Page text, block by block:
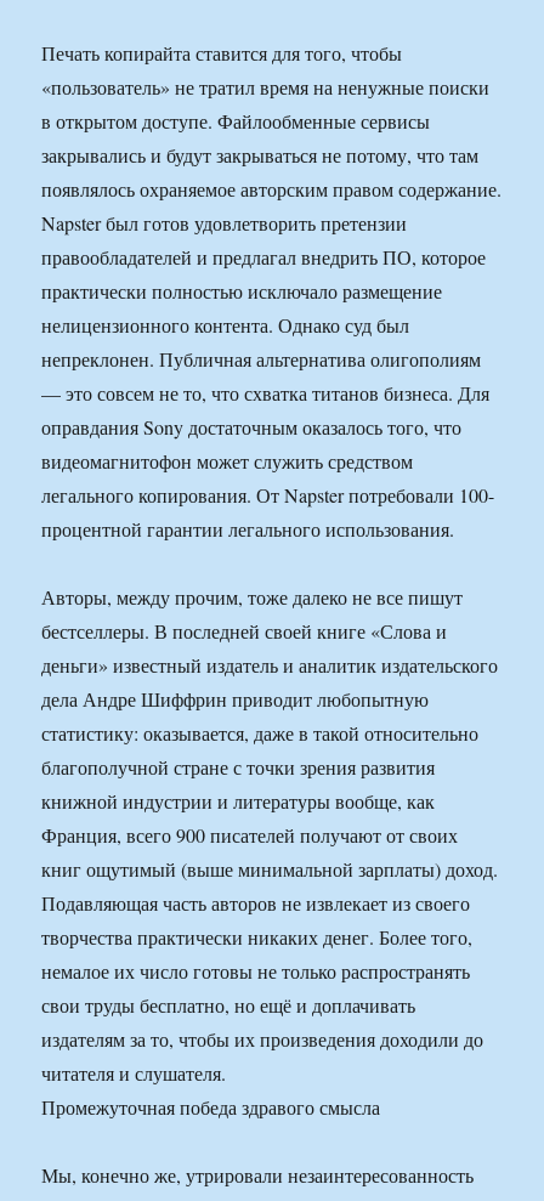
Печать копирайта ставится для того, чтобы
«пользователь» не тратил время на ненужные поиски
в открытом доступе. Файлообменные сервисы
закрывались и будут закрываться не потому, что там
появлялось охраняемое авторским правом содержание.
Napster был готов удовлетворить претензии
правообладателей и предлагал внедрить ПО, которое
практически полностью исключало размещение
нелицензионного контента. Однако суд был
непреклонен. Публичная альтернатива олигополиям
— это совсем не то, что схватка титанов бизнеса. Для
оправдания Sony достаточным оказалось того, что
видеомагнитофон может служить средством
легального копирования. От Napster потребовали 100-
процентной гарантии легального использования.
Авторы, между прочим, тоже далеко не все пишут
бестселлеры. В последней своей книге «Слова и
деньги» известный издатель и аналитик издательского
дела Андре Шиффрин приводит любопытную
статистику: оказывается, даже в такой относительно
благополучной стране с точки зрения развития
книжной индустрии и литературы вообще, как
Франция, всего 900 писателей получают от своих
книг ощутимый (выше минимальной зарплаты) доход.
Подавляющая часть авторов не извлекает из своего
творчества практически никаких денег. Более того,
немалое их число готовы не только распространять
свои труды бесплатно, но ещё и доплачивать
издателям за то, чтобы их произведения доходили до
читателя и слушателя.
Промежуточная победа здравого смысла
Мы, конечно же, утрировали незаинтересованность